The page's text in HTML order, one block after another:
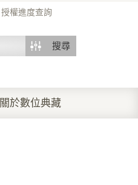
授權進度查詢
搜尋
關於數位典藏